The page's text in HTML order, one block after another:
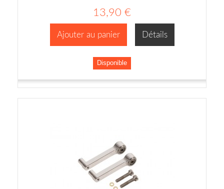
13,90 €
Ajouter au panier Détails
Disponible